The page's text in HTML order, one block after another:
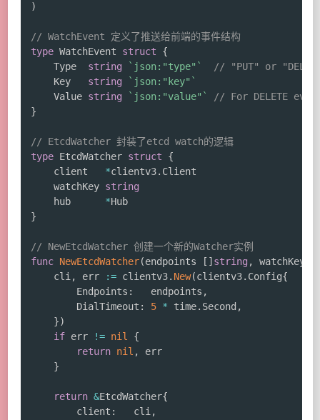
)
// WatchEvent 定义了推送给前端的事件结构
type WatchEvent struct
{
	Type
string `json:"type"`
// "PUT" or
	Key
string
`json:"key"`
	Value
string `json:"value"`
// For DELETE
}
// EtcdWatcher 封装了etcd watch的逻辑
type EtcdWatcher struct
{
	client
*clientv3. Client
	watchKey
string
	hub
*
Hub
}
// NewEtcdWatcher 创建一个新的Watcher实例
func NewEtcdWatcher(endpoints [ ] string , watchKey
	cli
, err := clientv3. New(clientv3. Config{
		Endpoints
:
   endpoints
,
		DialTimeout
: 5 * time. Second ,
})
if err != nil
{
return nil , err
}
return &EtcdWatcher{
		client
:
   cli
,